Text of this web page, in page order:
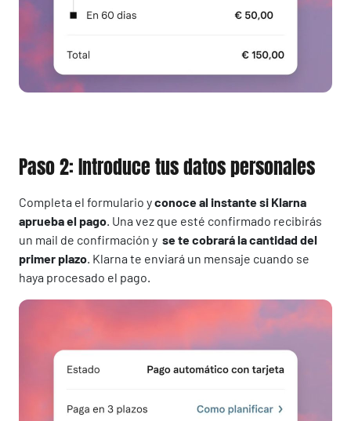
Paso 2: Introduce tus datos personales
Completa el formulario yconoce al instante si Klarna
aprueba el pago. Una vez que esté confirmado recibirás
un mail de confirmación y se te cobrará la cantidad del
primer plazo. Klarna te enviará un mensaje cuando se
haya procesado el pago.